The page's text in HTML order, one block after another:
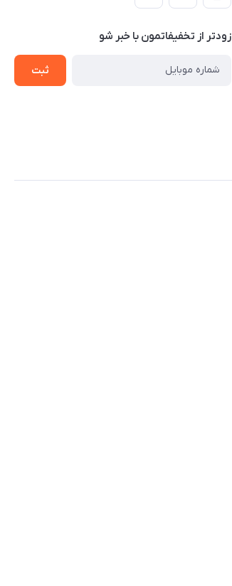
زودتر از تخفیفاتمون با خبر شو
ثبت